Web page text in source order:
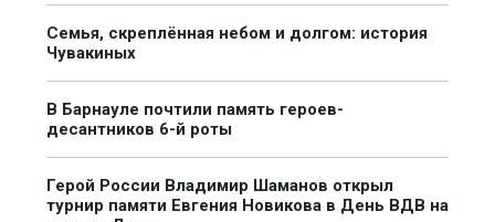
Семья, скреплённая небом и долгом: история
Чувакиных
В Барнауле почтили память героев-
десантников 6-й роты
Герой России Владимир Шаманов открыл
турнир памяти Евгения Новикова в День ВДВ на